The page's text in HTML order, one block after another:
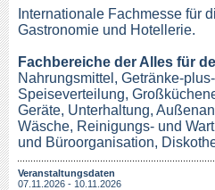
Internationale Fachmesse für
Gastronomie und Hotellerie.
Fachbereiche der Alles für
Nahrungsmittel, Getränke-
Speiseverteilung,
Geräte, Unterhaltung,
Wäsche, Reinigungs- und
und Büroorganisation,
Veranstaltungsdaten
07.11.2026 - 10.11.2026